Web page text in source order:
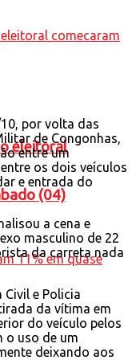
eleitoral
(04)
por volta das
de Congonhas,
entre um
os dois veículos
e entrada do
a cena e
masculino de 22
da carreta nada
e Policia
da vítima em
do veículo pelos
o uso de um
deixando aos